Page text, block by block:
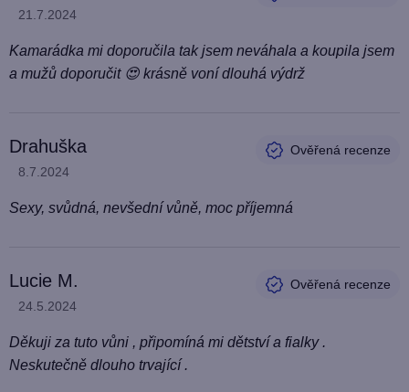
Hodnocení produktu je 5 z 5 hvězdiček.
21.7.2024
Kamarádka mi doporučila tak jsem neváhala a koupila jsem
a mužů doporučit 😍 krásně voní dlouhá výdrž
Drahuška
Hodnocení produktu je 5 z 5 hvězdiček.
8.7.2024
Sexy, svůdná, nevšední vůně, moc příjemná
Lucie M.
Hodnocení produktu je 5 z 5 hvězdiček.
24.5.2024
Děkuji za tuto vůni , připomíná mi dětství a fialky .
Neskutečně dlouho trvající .